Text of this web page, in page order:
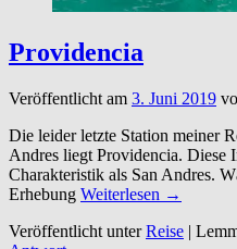
Providencia
Veröffentlicht am 3. Juni 2019
Die leider letzte Station meiner
Andres liegt Providencia. Diese
Charakteristik als San Andres.
Erhebung Weiterlesen →
Veröffentlicht unterReise |